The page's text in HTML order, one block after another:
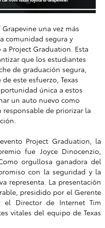
Grapevine una vez más
comunidad segura y
Project Graduation. Esta
que los estudiantes
de graduación segura,
este esfuerzo, Texas
única a estos
un auto nuevo como
responsable de priorizar la
Project Graduation, la
fue Joyce Dinocenzio,
orgullosa ganadora del
con la seguridad y la
representa. La presentación
presidido por el Gerente
el Director de Internet Tim
vitales del equipo de Texas